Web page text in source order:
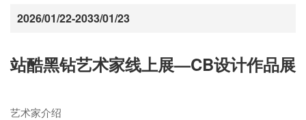
2026/01/22-2033/01/23
站酷黑钻艺术家线上展—CB设计作品展
艺术家介绍